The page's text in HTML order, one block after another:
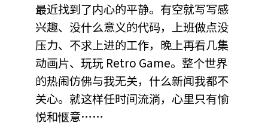
最近找到了内心的平静。有空就写写感
兴趣、没什么意义的代码，上班做点没
压力、不求上进的工作，晚上再看几集
动画片、玩玩 Retro Game。整个世界
的热闹仿佛与我无关，什么新闻我都不
关心。就这样任时间流淌，心里只有愉
悦和惬意……